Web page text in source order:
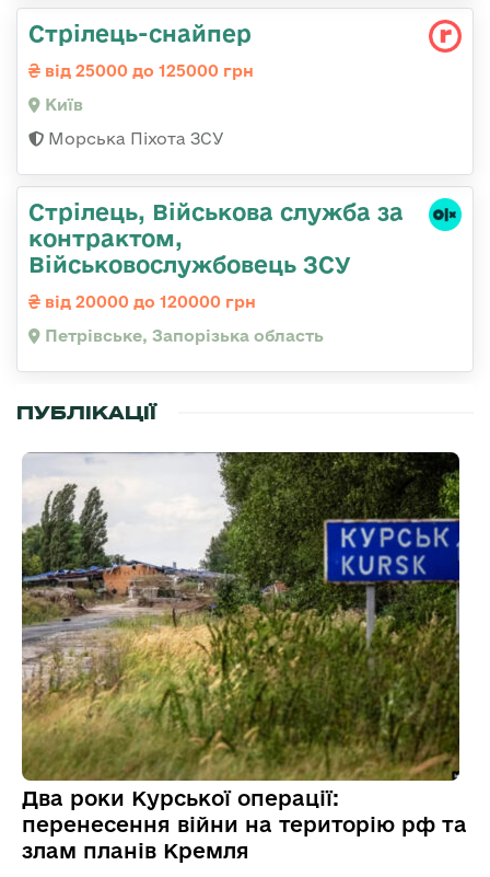
Стрілець-снайпеp
від 25000 до 125000 грн
Київ
Морська Піхота ЗСУ
Стрілець, Військова служба за
контрактом,
Військовослужбовець ЗСУ
від 20000 до 120000 грн
Петрівське, Запорізька область
ПУБЛІКАЦІЇ
Два роки Курської операції:
перенесення війни на територію рф та
злам планів Кремля